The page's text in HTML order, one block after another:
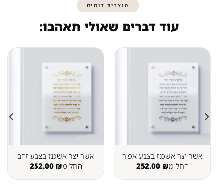
מוצרים דומים
עוד דברים שאולי תאהבו:
אשר יצר אשכנז בצבע אפור
החל מ
252.00 ₪
אשר יצר אשכנז בצבע זהב
החל מ
252.00 ₪